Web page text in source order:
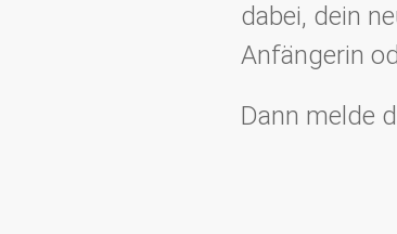
dabei, dein
Anfängerin
Dann melde